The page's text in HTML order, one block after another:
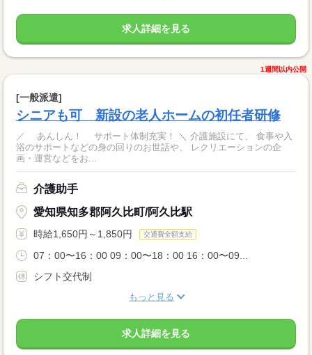
求人詳細を見る
1週間以内公開
[一般派遣]
シニアも可 新設の老人ホームの初任者研修
／ あんしん！ サポート体制充実！ ＼ 介護施設にて、 食事や入
浴のサポートなどの身の回りのお世話や、 レクリエーションの企
画・運営などをお...
介護助手
愛知県知多郡阿久比町/阿久比駅
時給1,650円～1,850円 交通費全額支給
07：00〜16：00 09：00〜18：00 16：00〜09...
シフト交代制
もっと見る
求人詳細を見る